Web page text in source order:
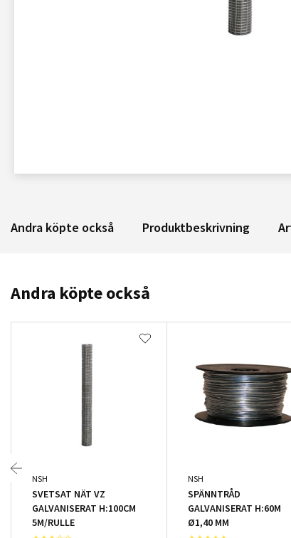
Andra köpte också Produktbeskrivning
Andra köpte också
NSH
SVETSAT NÄT VZ
GALVANISERAT H:100CM
5M/RULLE
NSH
SPÄNNTRÅD
GALVANISERAT H:60M
Ø1,40 MM